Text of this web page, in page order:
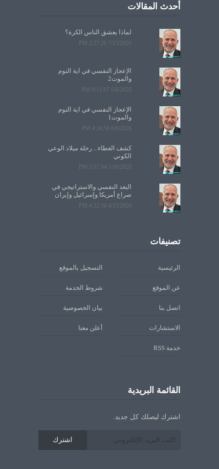
أحدث المقالات
لماذا يعشق الناس الكرة؟
7/13/2026 2:27:26 PM
الإعجاز النفسي في آية النوم
والموت2
6/8/2026 6:11:07 PM
الإعجاز النفسي في آية النوم
والموت1
6/6/2026 4:24:58 PM
كشف الغطاء... رحلة ميلاد الوعي
الكوني
5/10/2026 3:17:54 PM
البعد النفسي والاستراتيجي في
صراع أمريكا وإسرائيل وإيران
4/15/2026 4:32:56 PM
تصنيفات
الرئيسية التسجيل بالموقع
عن الموقع شروط الخدمة
اتصل بنا بيان الخصوصية
الاستشارات أعلن معنا
خدمة RSS
القائمة البريدية
اشترك ليصلك كل جديد.
اشترك